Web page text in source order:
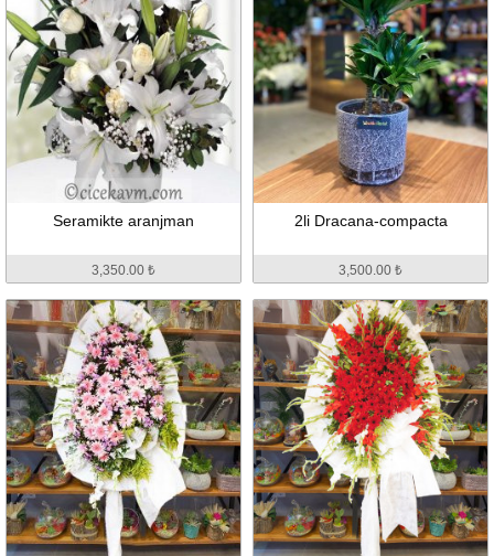
Seramikte aranjman
3,350.00 ₺
2li Dracana-compacta
3,500.00 ₺